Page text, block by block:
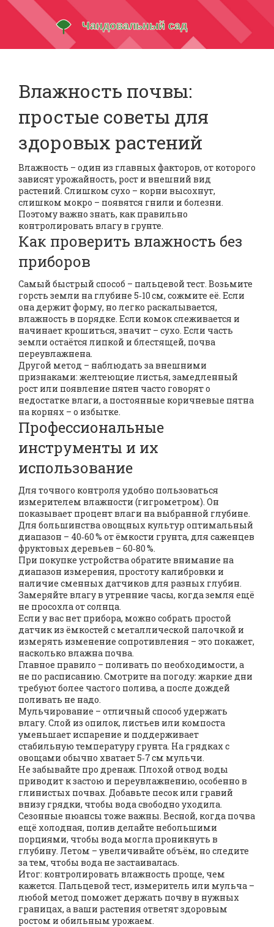
Влажность почвы:
простые советы для
здоровых растений
Влажность – один из главных факторов, от которого
зависят урожайность, рост и внешний вид
растений. Слишком сухо – корни высохнут,
слишком мокро – появятся гнили и болезни.
Поэтому важно знать, как правильно
контролировать влагу в грунте.
Как проверить влажность без
приборов
Самый быстрый способ – пальцевой тест. Возьмите
горсть земли на глубине 5‑10 см, сожмите её. Если
она держит форму, но легко раскалывается,
влажность в порядке. Если комок слеживается и
начинает крошиться, значит – сухо. Если часть
земли остаётся липкой и блестящей, почва
переувлажнена.
Другой метод – наблюдать за внешними
признаками: желтеющие листья, замедленный
рост или появление пятен часто говорят о
недостатке влаги, а постоянные коричневые пятна
на корнях – о избытке.
Профессиональные
инструменты и их
использование
Для точного контроля удобно пользоваться
измерителем влажности (гигрометром). Он
показывает процент влаги на выбранной глубине.
Для большинства овощных культур оптимальный
диапазон – 40‑60 % от ёмкости грунта, для саженцев
фруктовых деревьев – 60‑80 %.
При покупке устройства обратите внимание на
диапазон измерения, простоту калибровки и
наличие сменных датчиков для разных глубин.
Замеряйте влагу в утренние часы, когда земля ещё
не просохла от солнца.
Если у вас нет прибора, можно собрать простой
датчик из ёмкостей с металлической палочкой и
измерять изменение сопротивления – это покажет,
насколько влажна почва.
Главное правило – поливать по необходимости, а
не по расписанию. Смотрите на погоду: жаркие дни
требуют более частого полива, а после дождей
поливать не надо.
Мульчирование – отличный способ удержать
влагу. Слой из опилок, листьев или компоста
уменьшает испарение и поддерживает
стабильную температуру грунта. На грядках с
овощами обычно хватает 5‑7 см мульчи.
Не забывайте про дренаж. Плохой отвод воды
приводит к застою и переувлажнению, особенно в
глинистых почвах. Добавьте песок или гравий
внизу грядки, чтобы вода свободно уходила.
Сезонные нюансы тоже важны. Весной, когда почва
ещё холодная, полив делайте небольшими
порциями, чтобы вода могла проникнуть в
глубину. Летом – увеличивайте объём, но следите
за тем, чтобы вода не застаивалась.
Итог: контролировать влажность проще, чем
кажется. Пальцевой тест, измеритель или мульча –
любой метод поможет держать почву в нужных
границах, а ваши растения ответят здоровым
ростом и обильным урожаем.